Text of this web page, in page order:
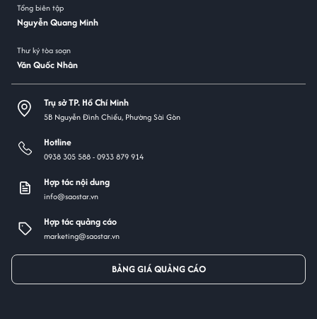
Tổng biên tập
Nguyễn Quang Minh
Thư ký tòa soạn
Văn Quốc Nhân
Trụ sở TP. Hồ Chí Minh
5B Nguyễn Đình Chiểu, Phường Sài Gòn
Hotline
0938 305 588 -0933 879 914
Hợp tác nội dung
info@saostar.vn
Hợp tác quảng cáo
marketing@saostar.vn
BẢNG GIÁ QUẢNG CÁO